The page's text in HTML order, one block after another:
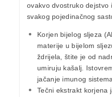
ovakvo dvostruko dejstvo
svakog pojedinačnog
Korjen bijelog sljeza
materije u bijelom
ždrijela, štite je od
umiruju kašalj.
jačanje imunog
Tečni ekstrakt korjena